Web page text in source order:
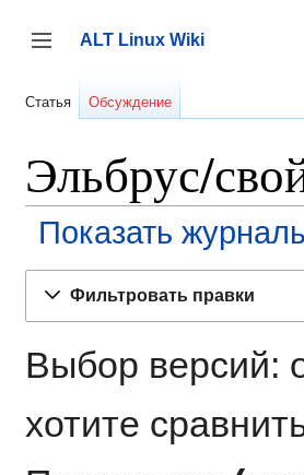
содержанию
Переключить боковую панель
ALT Linux Wiki
Статья Обсуждение
Эльбрус/
Показать
Фильтровать правки
Выбор версий:
хотите